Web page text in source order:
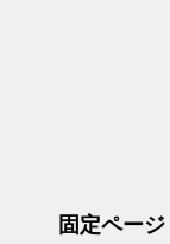
固定ページ